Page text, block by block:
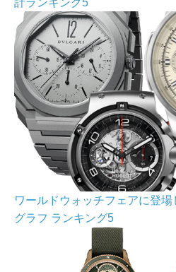
計ランキング5
ワールドウォッチフェアに登
グラフ ランキング5